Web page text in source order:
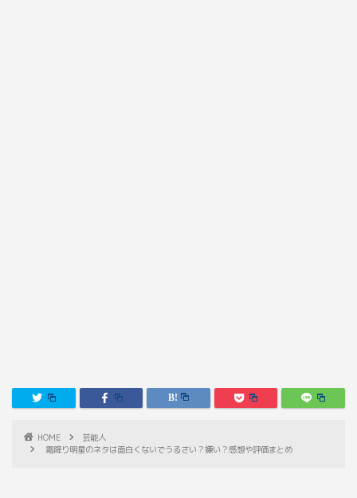
HOME
芸能人
霜降り明星のネタは面白くないでうるさい？嫌い？感想や評価まとめ